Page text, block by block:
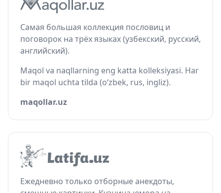
Самая большая коллекция пословиц и
поговорок на трёх языках (узбекский, русский,
английский).
Maqol va naqllarning eng katta kolleksiyasi. Har
bir maqol uchta tilda (o‘zbek, rus, ingliz).
maqollar.uz
Ежедневно только отборные анекдоты,